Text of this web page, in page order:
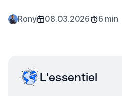
Rony 08.03.2026 6 min
L'essentiel